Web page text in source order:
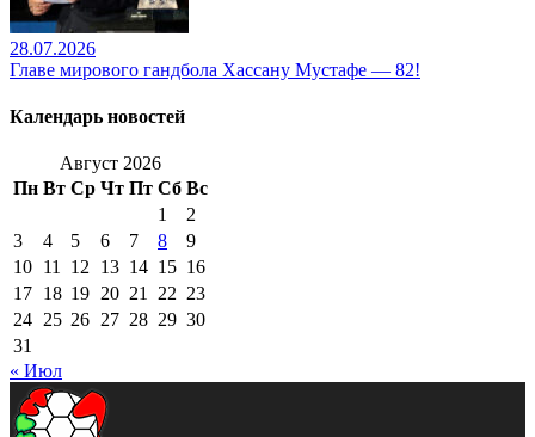
28.07.2026
Главе мирового гандбола Хассану Мустафе — 82!
Календарь новостей
Август 2026
Пн Вт Ср Чт Пт Сб Вс
1
2
3
4 5 6 7 8
9
10 11 12 13 14 15 16
17 18 19 20 21 22 23
24 25 26 27 28 29 30
31
« Июл